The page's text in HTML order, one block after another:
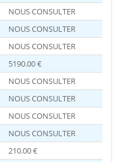
NOUS CONSULTER
NOUS CONSULTER
NOUS CONSULTER
5190.00 €
NOUS CONSULTER
NOUS CONSULTER
NOUS CONSULTER
NOUS CONSULTER
210.00 €